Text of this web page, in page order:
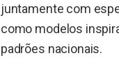
juntamente com
como modelos
padrões nacionais.